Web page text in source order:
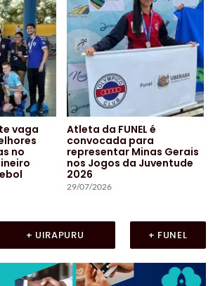
vaga
no
Atleta da FUNEL é
convocada para
representar Minas Gerais
nos Jogos da Juventude
2026
29/07/2026
+ UIRAPURU + FUNEL